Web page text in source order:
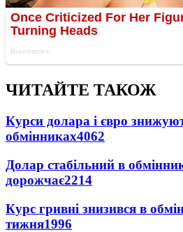
ЧИТАЙТЕ ТАКОЖ
Курси долара і євро
обмінниках4062
Долар стабільний в
дорожчає2214
Курс гривні знизився в
тижня1996